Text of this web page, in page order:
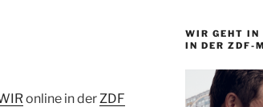
online in der ZDF
WIR GEHT
IN DER ZDF-